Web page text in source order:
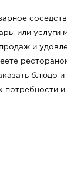
или услуги
и
блюдо и
потребности и